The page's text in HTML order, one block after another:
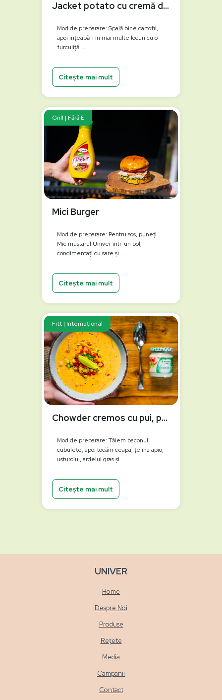
Jacket potato cu cremă de ardei copți la grătar
Mod de preparare: Spală bine cartofii,
apoi înțeapă-i în mai multe locuri cu o
furculiță. ...
Citește mai mult
Grill | Fără E
Mici Burger
Mod de preparare: Pentru sos, puneți
Mic muștarul Univer într-un bol,
condimentați cu sare și ...
Citește mai mult
Fitt | Internațional
Chowder cremos cu pui, porumb și hrean
Mod de preparare: Tăiem baconul
cubulețe, apoi tocăm ceapa, țelina apio,
usturoiul, ardeiul gras și ...
Citește mai mult
UNIVER
Home
Despre Noi
Produse
Rețete
Media
Campanii
Contact